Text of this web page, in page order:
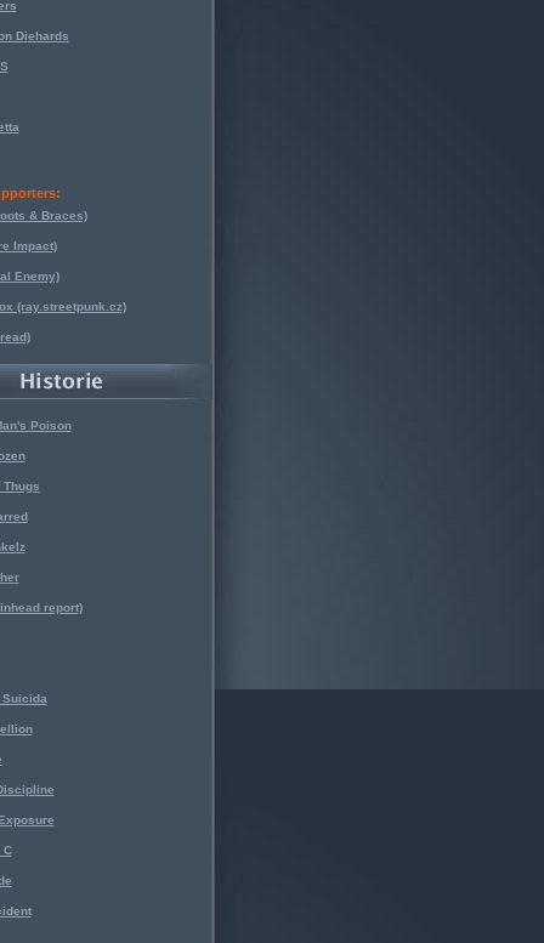
Diehards
& Braces)
Impact)
Enemy)
(ray.streetpunk.cz)
Poison
Thugs
report)
Suicida
C